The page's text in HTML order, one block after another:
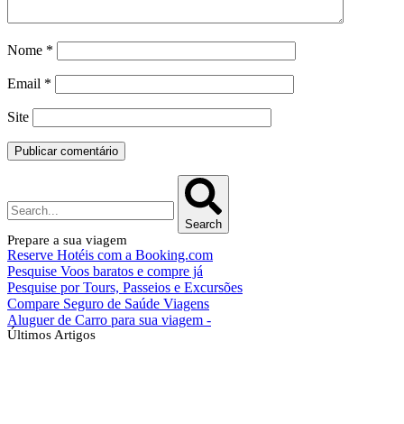
Nome *
Email *
Site
Search
Prepare a sua viagem
Reserve Hotéis com a Booking.com
Pesquise Voos baratos e compre já
Pesquise por Tours, Passeios e Excursões
Compare Seguro de Saúde Viagens
Aluguer de Carro para sua viagem -
Últimos Artigos